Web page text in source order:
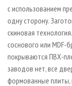
с использованием
одну сторону.
скиновая
соснового или MDF-
покрываются ПВХ-
заводов нет, все
формованные плиты,